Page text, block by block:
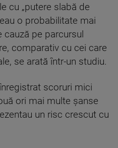
cu „putere slabă de
o probabilitate mai
pe parcursul
comparativ cu cei care
se arată într-un studiu.
scoruri mici
ori mai multe șanse
un risc crescut cu